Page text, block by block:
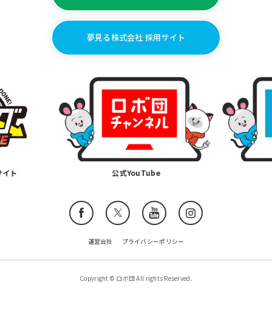
夢見る株式会社 採用サイト
ト 公式YouTube
運営会社 プライバシーポリシー
Copyright © ロボ団 All rights Reserved.